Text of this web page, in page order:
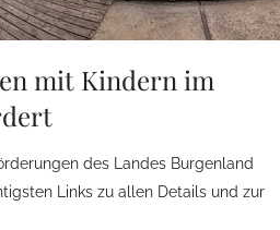
mit Kindern im
des Landes Burgenland
Links zu allen Details und zur